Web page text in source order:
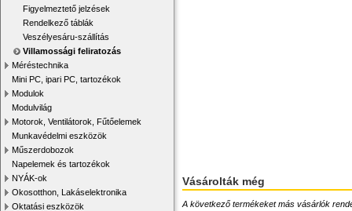
Figyelmeztető jelzések
Rendelkező táblák
Veszélyesáru-szállítás
Villamossági feliratozás
Méréstechnika
Mini PC, ipari PC, tartozékok
Modulok
Modulvilág
Motorok, Ventilátorok, Fűtőelemek
Munkavédelmi eszközök
Műszerdobozok
Napelemek és tartozékok
NYÁK-ok
Okosotthon, Lakáselektronika
Oktatási eszközök
Vásárolták még
A következő termékeket más vásárlók